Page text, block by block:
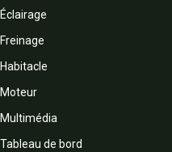
Éclairage
Freinage
Habitacle
Moteur
Multimédia
Tableau de bord